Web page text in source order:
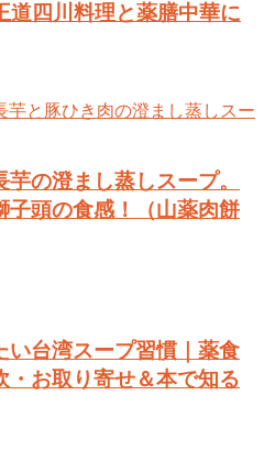
道四川料理と薬膳中華に
芋の澄まし蒸しスープ。
子頭の食感！（山薬肉餅
い台湾スープ習慣｜薬食
・お取り寄せ＆本で知る